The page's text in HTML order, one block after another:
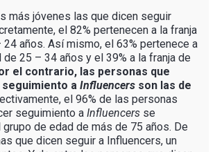
más jóvenes las que dicen seguir
el 82% pertenecen a la franja
años. Así mismo, el 63% pertenece a
de 25 – 34 años y el 39% a la franja de
el contrario, las personas que
a Influencers son las de
el 96% de las personas
seguimiento aInfluencersse
grupo de edad de más de 75 años. De
que dicen seguir a Influencers, un